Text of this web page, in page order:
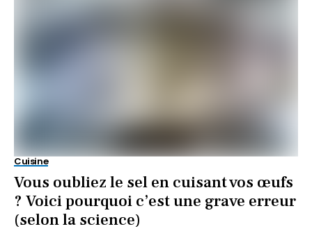
Cuisine
Vous oubliez le sel en cuisant vos œufs
? Voici pourquoi c’est une grave erreur
(selon la science)